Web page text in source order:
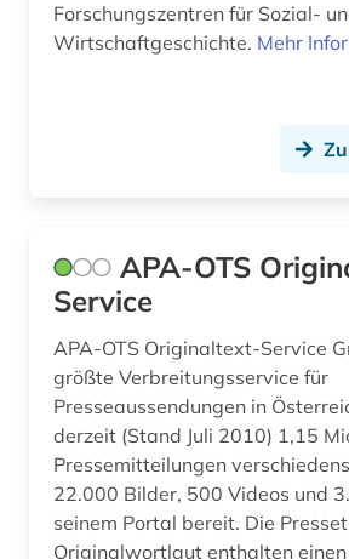
südosteuropa (1)
textsammlung (1)
tierarten (1)
transport (1)
trend (2)
tschechische republik (2)
Forschungszentren für Sozial-
Wirtschaftgeschichte. Mehr
APA-OTS
Service
APA-OTS Originaltext-Service
größte Verbreitungsservice für
Presseaussendungen in
derzeit (Stand Juli 2010) 1,15
Pressemitteilungen
22.000 Bilder, 500 Videos und
seinem Portal bereit. Die
Originalwortlaut enthalten einen